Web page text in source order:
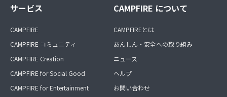
サービス
CAMPFIRE
CAMPFIRE コミュニティ
CAMPFIRE Creation
CAMPFIRE for Social Good
CAMPFIRE for Entertainment
CAMPFIRE について
CAMPFIREとは
あんしん・安全への取り組み
ニュース
ヘルプ
お問い合わせ